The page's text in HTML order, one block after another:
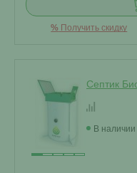
% Получить скидку
Септик
В наличии